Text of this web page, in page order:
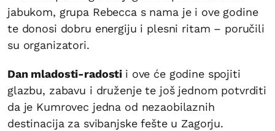
jabukom, grupa Rebecca s nama je i ove godine
te donosi dobru energiju i plesni ritam – poručili
su organizatori.
Dan mladosti-radosti i ove će godine spojiti
glazbu, zabavu i druženje te još jednom potvrditi
da je Kumrovec jedna od nezaobilaznih
destinacija za svibanjske fešte u Zagorju.